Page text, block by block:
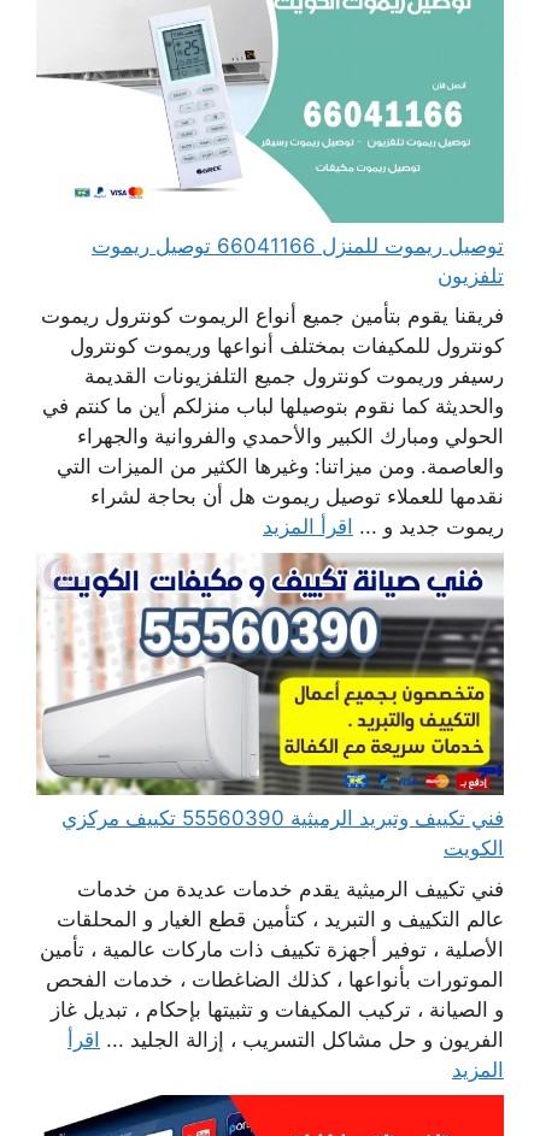
توصيل ريموت للمنزل 66041166 توصيل ريموت
تلفزيون
فريقنا يقوم بتأمين جميع أنواع الريموت كونترول ريموت
كونترول للمكيفات بمختلف أنواعها وريموت كونترول
رسيفر وريموت كونترول جميع التلفزيونات القديمة
والحديثة كما نقوم بتوصيلها لباب منزلكم أين ما كنتم في
الحولي ومبارك الكبير والأحمدي والفروانية والجهراء
والعاصمة. ومن ميزاتنا: وغيرها الكثير من الميزات التي
نقدمها للعملاء توصيل ريموت هل أن بحاجة لشراء
ريموت جديد و ... اقرأ المزيد
فني تكييف وتبريد الرميثية 55560390 تكييف مركزي
الكويت
فني تكييف الرميثية يقدم خدمات عديدة من خدمات
عالم التكييف و التبريد ، كتأمين قطع الغيار و المحلقات
الأصلية ، توفير أجهزة تكييف ذات ماركات عالمية ، تأمين
الموتورات بأنواعها ، كذلك الضاغطات ، خدمات الفحص
و الصيانة ، تركيب المكيفات و تثبيتها بإحكام ، تبديل غاز
الفريون و حل مشاكل التسريب ، إزالة الجليد ... اقرأ
المزيد